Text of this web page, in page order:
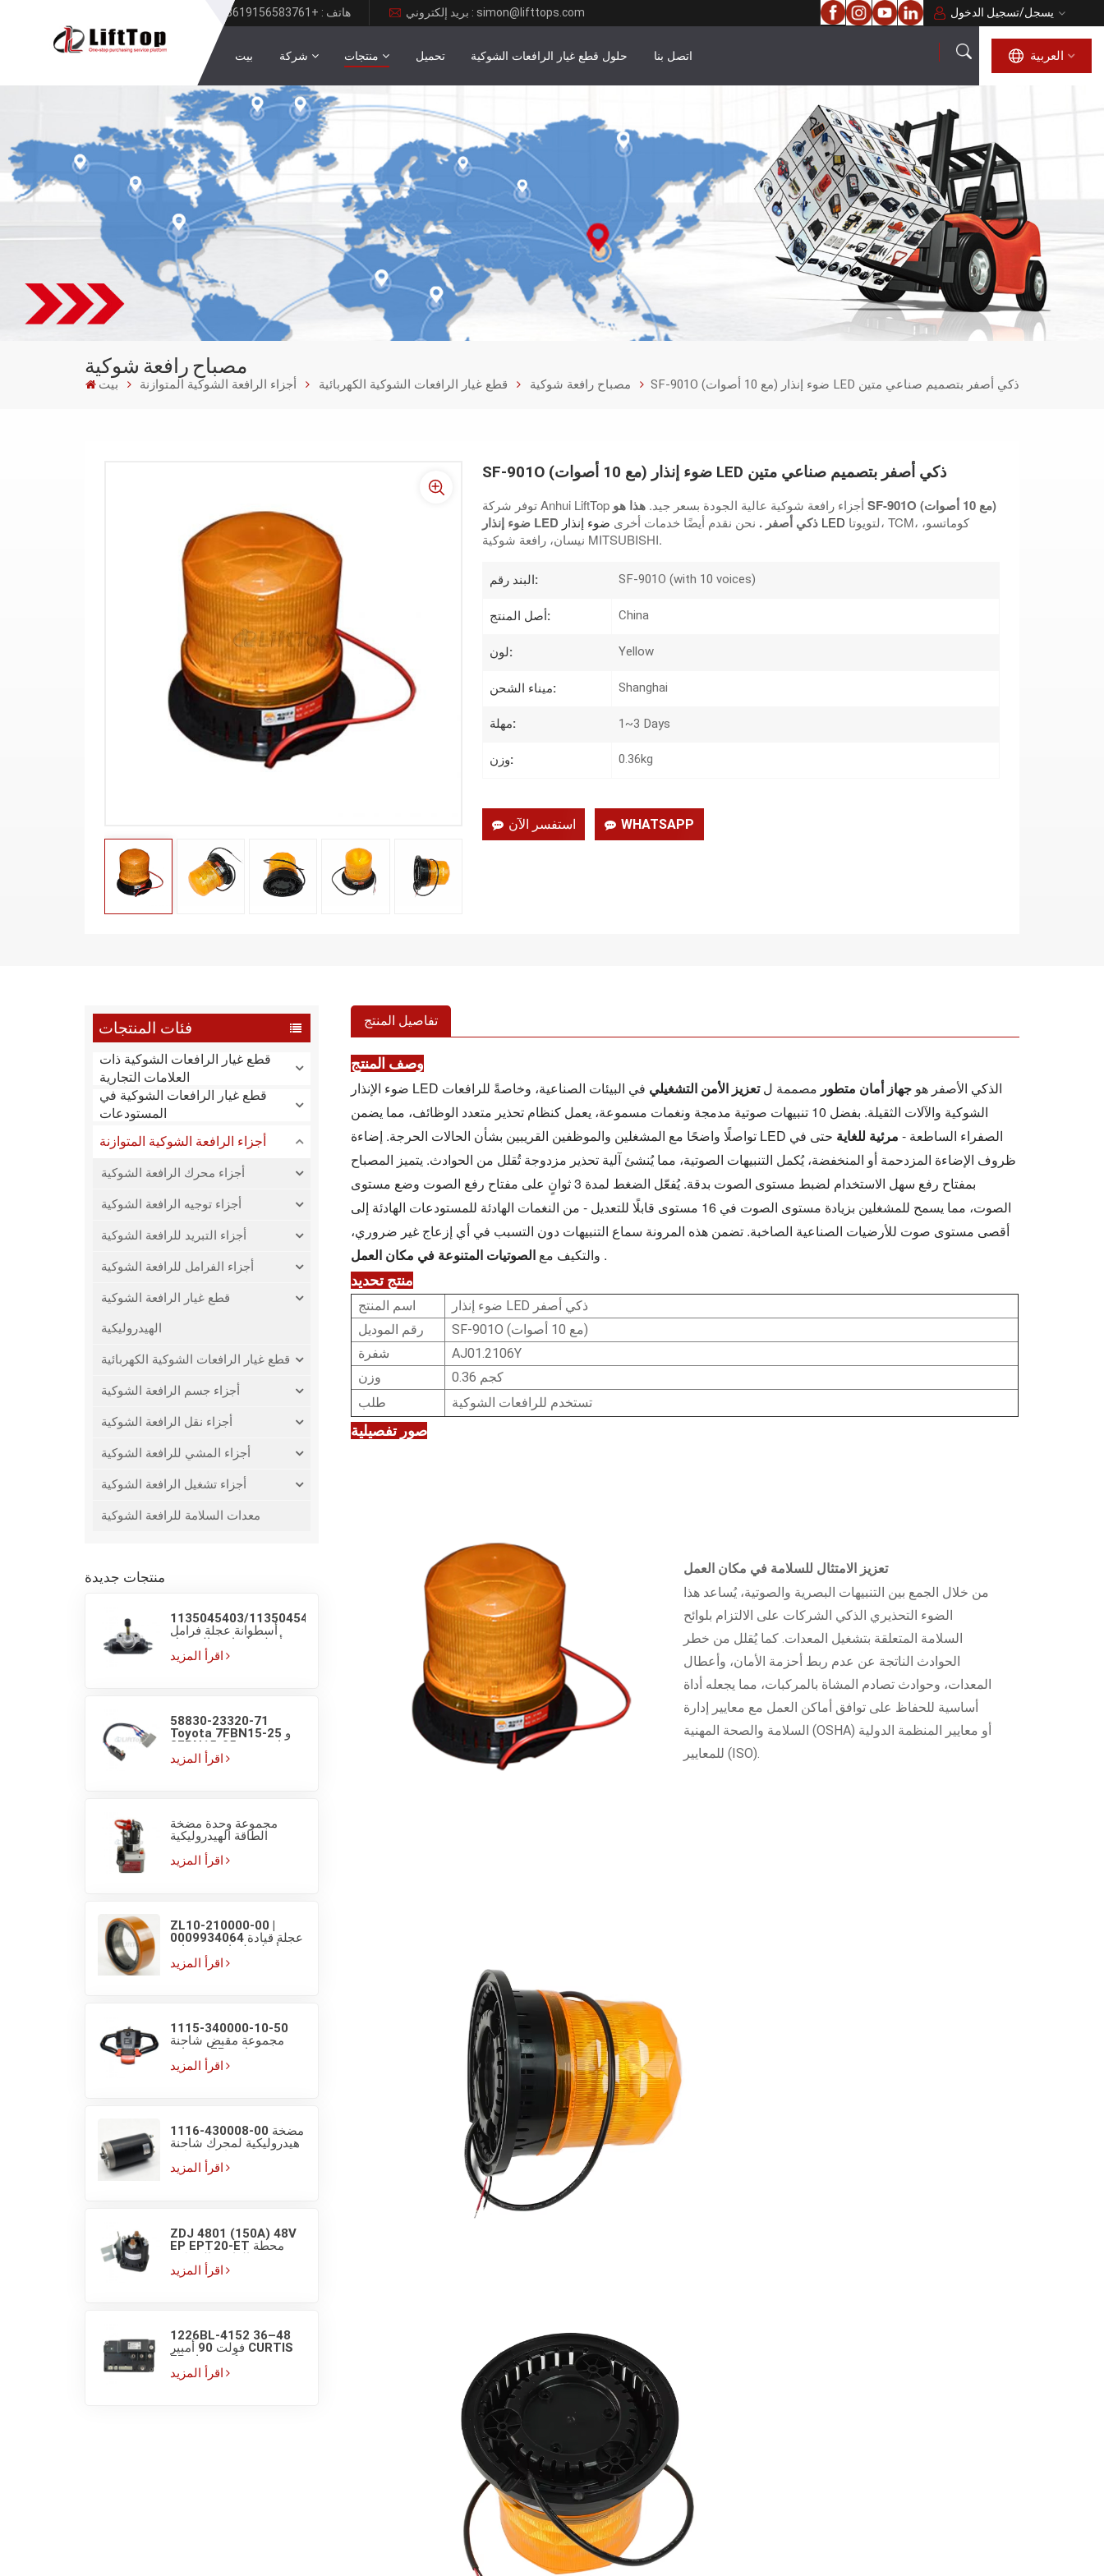
هاتف : +8619156583761 بريد إلكتروني : simon@lifttops.com تسجيل الدخول/يسجل
بيت شركة منتجات تحميل حلول قطع غيار الرافعات الشوكية اتصل بنا العربية
العربية
English
français
русский
español
português
مصباح رافعة شوكية
بيت أجزاء الرافعة الشوكية المتوازنة قطع غيار الرافعات الشوكية الكهربائية مصباح رافعة شوكية SF-901O (مع 10 أصوات) ضوء إنذار LED ذكي أصفر بتصميم صناعي متين
SF-901O (مع 10 أصوات) ضوء إنذار LED ذكي أصفر بتصميم صناعي متين
توفر شركة Anhui LiftTop أجزاء رافعة شوكية عالية الجودة بسعر جيد.هذا هوSF-901O (مع 10 أصوات)
ضوء إنذار LED ذكي أصفر. نحن نقدم أيضًا خدمات أخرى ضوء إنذار LED لتويوتا، TCM، كوماتسو،
نيسان، رافعة شوكية MITSUBISHI.
البند رقم: SF-901O (with 10 voices)
أصل المنتج: China
لون: Yellow
ميناء الشحن: Shanghai
مهلة: 1~3 Days
وزن: 0.36kg
استفسر الآن WHATSAPP
فئات المنتجات
قطع غيار الرافعات الشوكية ذات
العلامات التجارية
قطع غيار الرافعات الشوكية في
المستودعات
أجزاء الرافعة الشوكية المتوازنة
أجزاء محرك الرافعة الشوكية
أجزاء توجيه الرافعة الشوكية
أجزاء التبريد للرافعة الشوكية
أجزاء الفرامل للرافعة الشوكية
قطع غيار الرافعة الشوكية
الهيدروليكية
قطع غيار الرافعات الشوكية الكهربائية
أجزاء جسم الرافعة الشوكية
أجزاء نقل الرافعة الشوكية
أجزاء المشي للرافعة الشوكية
أجزاء تشغيل الرافعة الشوكية
معدات السلامة للرافعة الشوكية
منتجات جديدة
1135045403/1135045405
أسطوانة عجلة فرامل
أصلية لشاحنة الوصول
LINDE R16
اقرأ المزيد
58830-23320-71
Toyota 7FBN15-25 و
8FBN15-25 مفتاح دقيق
لمصباح فرامل الرافعة
الشوكية
اقرأ المزيد
مجموعة وحدة مضخة
الطاقة الهيدروليكية
1135-420000-F0 بجهد
24V وقدرة 500W لـ EP
F4 وشاحنة البليت
اقرأ المزيد
ZL10-210000-00 |
0009934064 عجلة قيادة
أصلية لشاحنة منصات
كهربائية EP F4 بمقاس
اقرأ المزيد
1115-340000-10-50
مجموعة مقبض شاحنة
منصات EP مع مفاتيح
شاشة عرض
اقرأ المزيد
1116-430008-00 مضخة
هيدروليكية لمحرك شاحنة
منصات كهربائية EP HELI
بجهد 48V/800Wاقرأ المزيد
ZDJ 4801 (150A) 48V
EP EPT20-ET محطة
مضخة الرافعة الشوكية
مفتاح تلامس تيار مستمر
اقرأ المزيد
1226BL-4152 36–48
فولت 90 أمبير CURTIS
EP وحدة تحكم محرك
مغناطيسي دائم للرافعة
الشوكية
اقرأ المزيد
تفاصيل المنتج
وصف المنتج
ضوء الإنذار LED الذكي الأصفر هو جهاز أمان متطور مصممة لتعزيز الأمن التشغيلي في البيئات الصناعية، وخاصةً للرافعات
الشوكية والآلات الثقيلة. بفضل 10 تنبيهات صوتية مدمجة ونغمات مسموعة، يعمل كنظام تحذير متعدد الوظائف، مما يضمن
تواصلًا واضحًا مع المشغلين والموظفين القريبين بشأن الحالات الحرجة. إضاءة LED الصفراء الساطعة - مرئية للغاية حتى في
ظروف الإضاءة المزدحمة أو المنخفضة، يُكمل التنبيهات الصوتية، مما يُنشئ آلية تحذير مزدوجة تُقلل من الحوادث. يتميز المصباح
بمفتاح رفع سهل الاستخدام لضبط مستوى الصوت بدقة. يُفعّل الضغط لمدة 3 ثوانٍ على مفتاح رفع الصوت وضع مستوى
الصوت، مما يسمح للمشغلين بزيادة مستوى الصوت في 16 مستوى قابلًا للتعديل - من النغمات الهادئة للمستودعات الهادئة إلى
أقصى مستوى صوت للأرضيات الصناعية الصاخبة. تضمن هذه المرونة سماع التنبيهات دون التسبب في أي إزعاج غير ضروري،
والتكيف مع .
منتج تحديد
اسم المنتج
ضوء إنذار LED ذكي أصفر
رقم الموديل
SF-901O (مع 10 أصوات)
شفرة
AJ01.2106Y
وزن
0.36 كجم
طلب
تستخدم للرافعات الشوكية
صور تفصيلية
تعزيز الامتثال للسلامة في مكان العمل
من خلال الجمع بين التنبيهات البصرية والصوتية، يُساعد هذا
الضوء التحذيري الذكي الشركات على الالتزام بلوائح
السلامة المتعلقة بتشغيل المعدات. كما يُقلل من خطر
الحوادث الناتجة عن عدم ربط أحزمة الأمان، وأعطال
المعدات، وحوادث تصادم المشاة بالمركبات، مما يجعله أداة
أساسية للحفاظ على توافق أماكن العمل مع معايير إدارة
السلامة والصحة المهنية (OSHA) أو معايير المنظمة الدولية
للمعايير (ISO).